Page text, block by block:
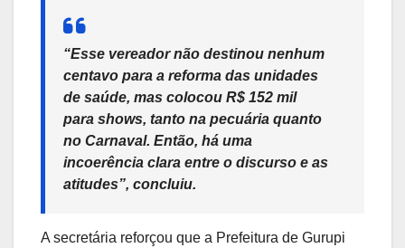
“Esse vereador não destinou nenhum
centavo para a reforma das unidades
de saúde, mas colocou R$ 152 mil
para shows, tanto na pecuária quanto
no Carnaval. Então, há uma
incoerência clara entre o discurso e as
atitudes”, concluiu.
A secretária reforçou que a Prefeitura de Gurupi